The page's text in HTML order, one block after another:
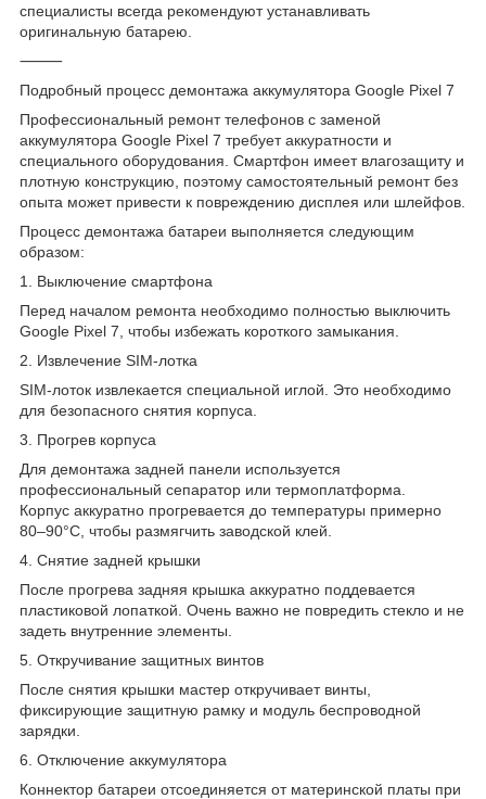
специалисты всегда рекомендуют устанавливать
оригинальную батарею.
⸻
Подробный процесс демонтажа аккумулятора Google Pixel 7
Профессиональный ремонт телефонов с заменой
аккумулятора Google Pixel 7 требует аккуратности и
специального оборудования. Смартфон имеет влагозащиту и
плотную конструкцию, поэтому самостоятельный ремонт без
опыта может привести к повреждению дисплея или шлейфов.
Процесс демонтажа батареи выполняется следующим
образом:
1. Выключение смартфона
Перед началом ремонта необходимо полностью выключить
Google Pixel 7, чтобы избежать короткого замыкания.
2. Извлечение SIM-лотка
SIM-лоток извлекается специальной иглой. Это необходимо
для безопасного снятия корпуса.
3. Прогрев корпуса
Для демонтажа задней панели используется
профессиональный сепаратор или термоплатформа.
Корпус аккуратно прогревается до температуры примерно
80–90°C, чтобы размягчить заводской клей.
4. Снятие задней крышки
После прогрева задняя крышка аккуратно поддевается
пластиковой лопаткой. Очень важно не повредить стекло и не
задеть внутренние элементы.
5. Откручивание защитных винтов
После снятия крышки мастер откручивает винты,
фиксирующие защитную рамку и модуль беспроводной
зарядки.
6. Отключение аккумулятора
Коннектор батареи отсоединяется от материнской платы при